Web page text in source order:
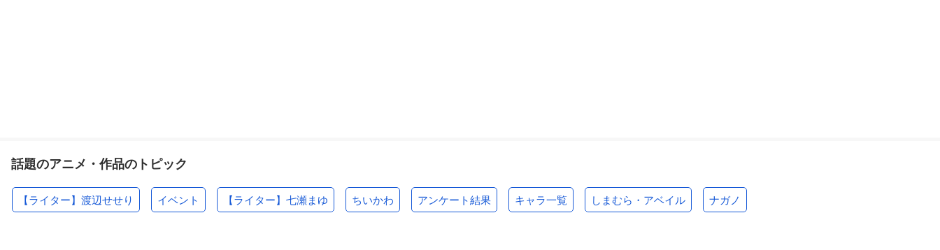
話題のアニメ・作品のトピック
【ライター】渡辺せせり イベント 【ライター】七瀬まゆ ちいかわ アンケート結果 キャラ一覧 しまむら・アベイル ナガノ